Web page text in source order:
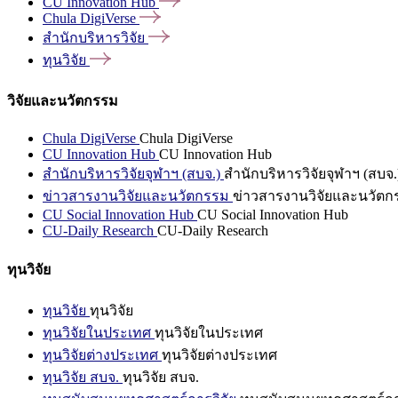
Chula DigiVerse
สำนักบริหารวิจัย
ทุนวิจัย
วิจัยและนวัตกรรม
Chula DigiVerse Chula DigiVerse
CU Innovation Hub CU Innovation Hub
สำนักบริหารวิจัยจุฬาฯ (สบจ.) สำนักบริหารวิจัยจุฬาฯ (สบจ
ข่าวสารงานวิจัยและนวัตกรรม ข่าวสารงานวิจัยและนวัตก
CU Social Innovation Hub CU Social Innovation Hub
CU-Daily Research CU-Daily Research
ทุนวิจัย
ทุนวิจัย ทุนวิจัย
ทุนวิจัยในประเทศ ทุนวิจัยในประเทศ
ทุนวิจัยต่างประเทศ ทุนวิจัยต่างประเทศ
ทุนวิจัย สบจ. ทุนวิจัย สบจ.